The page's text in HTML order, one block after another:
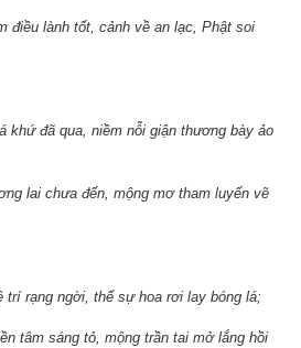
cảnh về an lạc, Phật soi
nỗi giận thương bày ảo
mộng mơ tham luyến vẽ
sự hoa rơi lay bóng lá;
mộng trần tai mở lắng hồi